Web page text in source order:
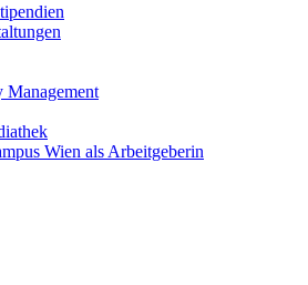
Wien als Arbeitgeberin